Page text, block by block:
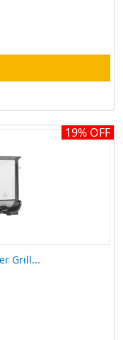
19% OFF
Grill...